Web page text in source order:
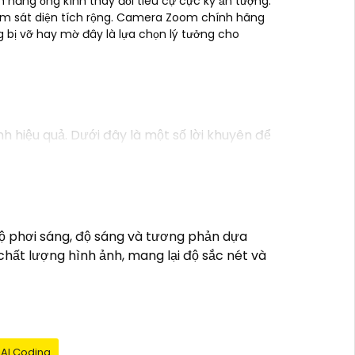
sát diện tích rộng. Camera Zoom chính hãng
vỡ hay mờ đây là lựa chọn lý tưởng cho
hiệu quả. Dưới đây là một số lời khuyên để
loại camera có khả năng zoom phù hợp.
rõ nét, đặc biệt là khi phải quan sát xa.
và hiệu suất hoạt động.
cấp dịch vụ lắp đặt camera an ninh.
bạn cần thêm thông tin hoặc hỗ trợ,
phơi sáng, độ sáng và tương phản dựa
lượng hình ảnh, mang lại độ sắc nét và